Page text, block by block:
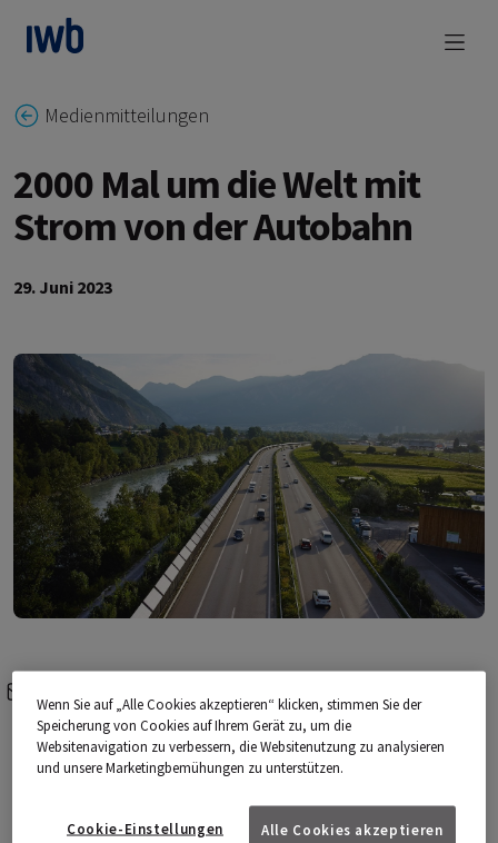
zum Main Content
Medienmitteilungen
2000 Mal um die Welt mit
Strom von der Autobahn
29. Juni 2023
Die Energieversorgerin IWB baut zusammen
mit der TNC Consulting AG bald Solaranlagen
an den Schweizer Autobahnen. Die beiden
Wenn Sie auf „Alle Cookies akzeptieren“ klicken, stimmen Sie der
Speicherung von Cookies auf Ihrem Gerät zu, um die
Websitenavigation zu verbessern, die Websitenutzung zu analysieren
und unsere Marketingbemühungen zu unterstützen.
Alle Cookies akzeptieren
Cookie-Einstellungen